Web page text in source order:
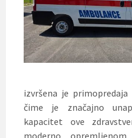
izvršena je
čime je značajno
kapacitet ove
moderno